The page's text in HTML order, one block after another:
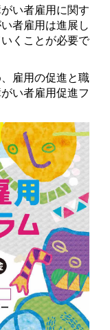
い者雇用に関す
者雇用は進展し
くことが必要で
雇用の促進と職
い者雇用促進フ